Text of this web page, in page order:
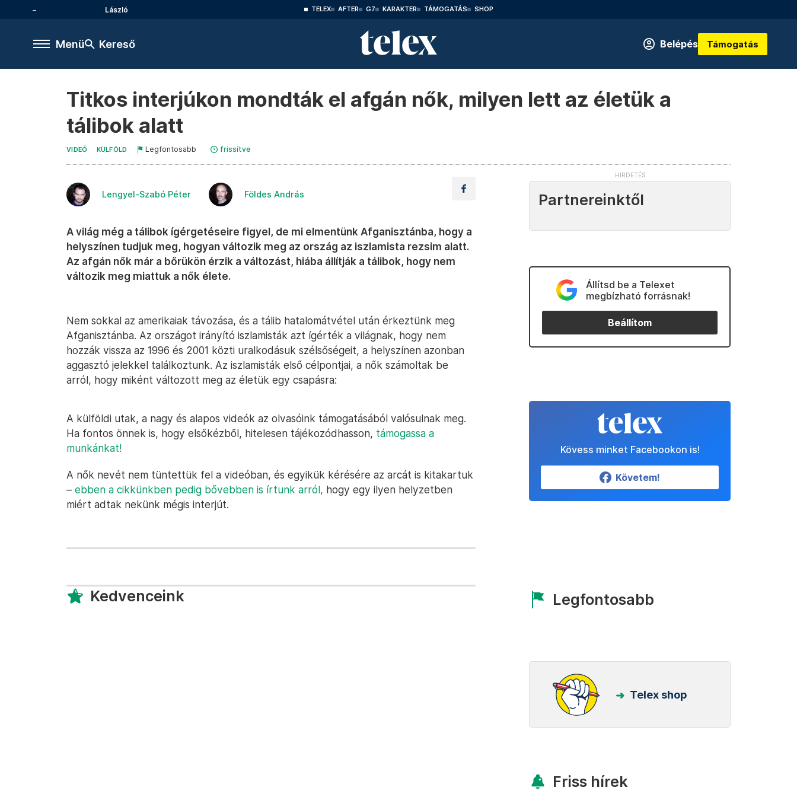
László TELEX AFTER G7 KARAKTER TÁMOGATÁS SHOP
Menü Kereső Belépés Támogatás
Titkos interjúkon mondták el afgán nők, milyen lett az életük a
tálibok alatt
VIDEÓ KÜLFÖLD Legfontosabb frissítve
Lengyel-Szabó Péter Földes András
A világ még a tálibok ígérgetéseire figyel, de mi elmentünk Afganisztánba, hogy a
helyszínen tudjuk meg, hogyan változik meg az ország az iszlamista rezsim alatt.
Az afgán nők már a bőrükön érzik a változást, hiába állítják a tálibok, hogy nem
változik meg miattuk a nők élete.
Nem sokkal az amerikaiak távozása, és a tálib hatalomátvétel után érkeztünk meg
Afganisztánba. Az országot irányító iszlamisták azt ígérték a világnak, hogy nem
hozzák vissza az 1996 és 2001 közti uralkodásuk szélsőségeit, a helyszínen azonban
aggasztó jelekkel találkoztunk. Az iszlamisták első célpontjai, a nők számoltak be
arról, hogy miként változott meg az életük egy csapásra:
A külföldi utak, a nagy és alapos videók az olvasóink támogatásából valósulnak meg.
Ha fontos önnek is, hogy elsőkézből, hitelesen tájékozódhasson, támogassa a
munkánkat!
A nők nevét nem tüntettük fel a videóban, és egyikük kérésére az arcát is kitakartuk
– ebben a cikkünkben pedig bővebben is írtunk arról, hogy egy ilyen helyzetben
miért adtak nekünk mégis interjút.
Kedvenceink
Partnereinktől
Állítsd be a Telexet
megbízható forrásnak!
Beállítom
Kövess minket Facebookon is!
Követem!
Legfontosabb
Telex shop
Friss hírek